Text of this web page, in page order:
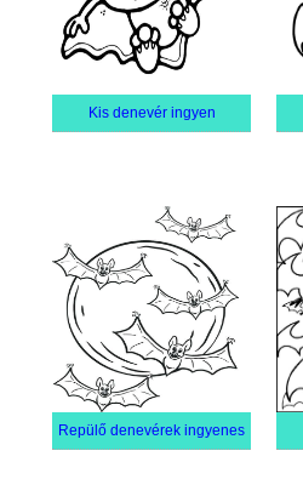
Kis denevér ingyen
Repülő denevérek ingyenes